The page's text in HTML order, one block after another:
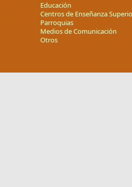
Educación
Centros de Enseñanza
Parroquias
Medios de Comunicación
Otros